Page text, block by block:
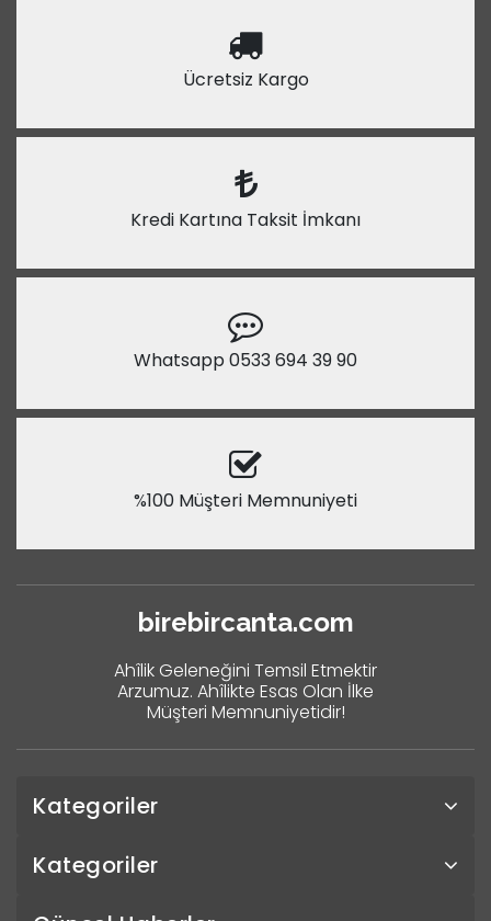
Ücretsiz Kargo
Kredi Kartına Taksit İmkanı
Whatsapp 0533 694 39 90
%100 Müşteri Memnuniyeti
birebircanta.com
Ahîlik Geleneğini Temsil Etmektir
Arzumuz. Ahîlikte Esas Olan İlke
Müşteri Memnuniyetidir!
Kategoriler
Kategoriler